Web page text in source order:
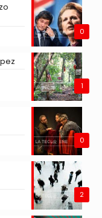
0
1
0
2